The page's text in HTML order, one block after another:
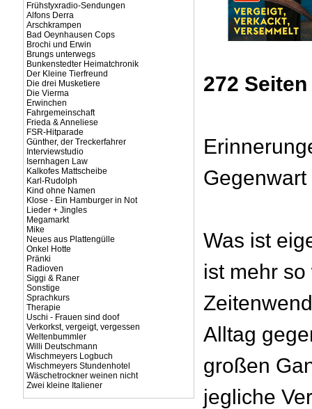
Frühstyxradio-Sendungen
Alfons Derra
Arschkrampen
Bad Oeynhausen Cops
Brochi und Erwin
Brungs unterwegs
Bunkenstedter Heimatchronik
Der Kleine Tierfreund
Die drei Musketiere
Die Vierma
Erwinchen
Fahrgemeinschaft
Frieda & Anneliese
FSR-Hitparade
Günther, der Treckerfahrer
Interviewstudio
Isernhagen Law
Kalkofes Mattscheibe
Karl-Rudolph
Kind ohne Namen
Klose - Ein Hamburger in Not
Lieder + Jingles
Megamarkt
Mike
Neues aus Plattengülle
Onkel Hotte
Pränki
Radioven
Siggi & Raner
Sonstige
Sprachkurs
Therapie
Uschi - Frauen sind doof
Verkorkst, vergeigt, vergessen
Weltenbummler
Willi Deutschmann
Wischmeyers Logbuch
Wischmeyers Stundenhotel
Wäschetrockner weinen nicht
Zwei kleine Italiener
272 Seiten
Gegenwart
Was ist
ist mehr
Alltag
großen
jegliche